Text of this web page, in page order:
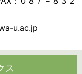
u.ac.jp
ス